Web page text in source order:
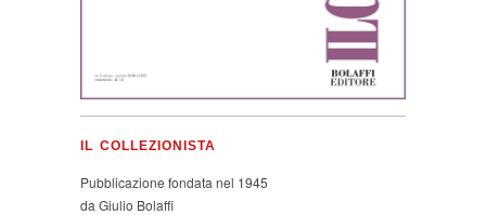
IL COLLEZIONISTA
Pubblicazione fondata nel 1945
da Giulio Bolaffi